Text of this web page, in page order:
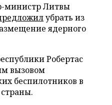
министр Литвы
убрать из
ядерного
Робертас
вызовом
беспилотников в